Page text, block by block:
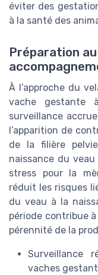
éviter des
à la santé des
Préparation
À l’approche du
vache gestante
surveillance
l’apparition de
de la filière
naissance du
stress pour la
réduit les risques
du veau à la
période contribue
pérennité de la
Surveillance
vaches